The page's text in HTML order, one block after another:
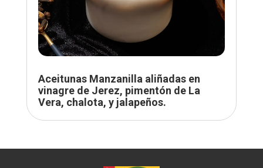
Aceitunas Manzanilla aliñadas en
vinagre de Jerez, pimentón de La
Vera, chalota, y jalapeños.